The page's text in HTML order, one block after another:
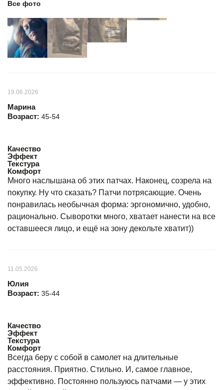
Все фото
19.06.2026
Марина
Возраст: 45-54
Качество
Эффект
Текстура
Комфорт
Много наслышана об этих патчах. Наконец, созрела на
покупку. Ну что сказать? Патчи потрясающие. Очень
понравилась необычная форма: эргономично, удобно,
рационально. Сыворотки много, хватает нанести на все
оставшееся лицо, и ещё на зону декольте хватит))
11.05.2026
Юлия
Возраст: 35-44
Качество
Эффект
Текстура
Комфорт
Всегда беру с собой в самолет на длительные
расстояния. Приятно. Стильно. И, самое главное,
эффективно. Постоянно пользуюсь патчами — у этих